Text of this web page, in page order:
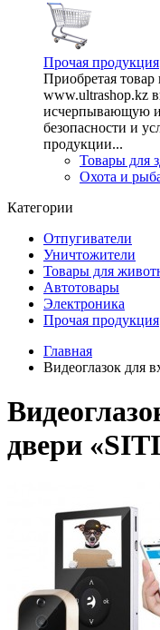
Прочая продукция
Приобретая
www.ultrashop.kz
исчерпывающую
безопасности и
продукции...
Товары для
Охота и
Категории
Отпугиватели
Уничтожители
Товары для
Автотовары
Электроника
Прочая продукция
Главная
Видеоглазок для
двери